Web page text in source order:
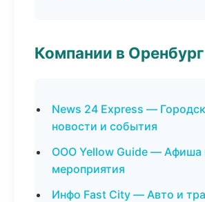
Компании в Оренбург
News 24 Express —
новости и события
ООО Yellow Guide — Афиша
мероприятия
Инфо Fast City — Авто и